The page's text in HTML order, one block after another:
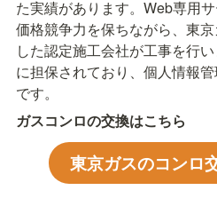
た実績があります。Web専用
価格競争力を保ちながら、東
した認定施工会社が工事を行
に担保されており、個人情報
です。
ガスコンロの交換はこちら
東京ガスのコンロ